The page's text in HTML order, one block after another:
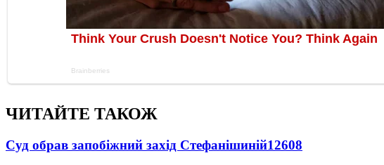
ЧИТАЙТЕ ТАКОЖ
Суд обрав запобіжний захід Стефанішиній12608